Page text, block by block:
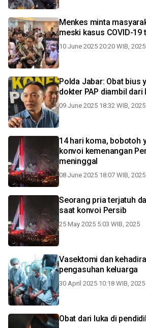
Menkes minta
meski kasus COVID-19
10 June 2025 20:20 WIB, 2025
Polda Jabar: Obat bius
dokter PAP diambil dari
09 June 2025 18:32 WIB, 2025
14 hari koma, bobotoh yang jatuh saat
konvoi kemenangan
meninggal
08 June 2025 18:07 WIB, 2025
Seorang pria terjatuh
saat konvoi Persib
25 May 2025 5:03 WIB, 2025
Vasektomi dan
pengasuhan keluarga
30 April 2025 10:18 WIB, 2025
Obat dari luka di